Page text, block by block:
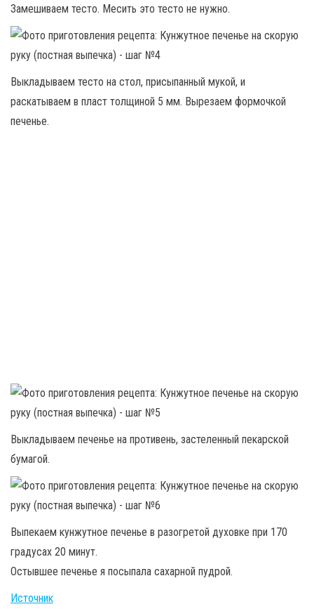
Замешиваем тесто. Месить это тесто не нужно.
Выкладываем тесто на стол, присыпанный мукой, и
раскатываем в пласт толщиной 5 мм. Вырезаем формочкой
печенье.
Выкладываем печенье на противень, застеленный пекарской
бумагой.
Выпекаем кунжутное печенье в разогретой духовке при 170
градусах 20 минут.
Остывшее печенье я посыпала сахарной пудрой.
Источник